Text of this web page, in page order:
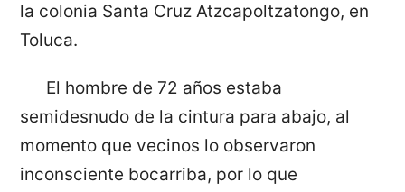
la colonia Santa Cruz Atzcapoltzatongo, en
Toluca.
El hombre de 72 años estaba
semidesnudo de la cintura para abajo, al
momento que vecinos lo observaron
inconsciente bocarriba, por lo que